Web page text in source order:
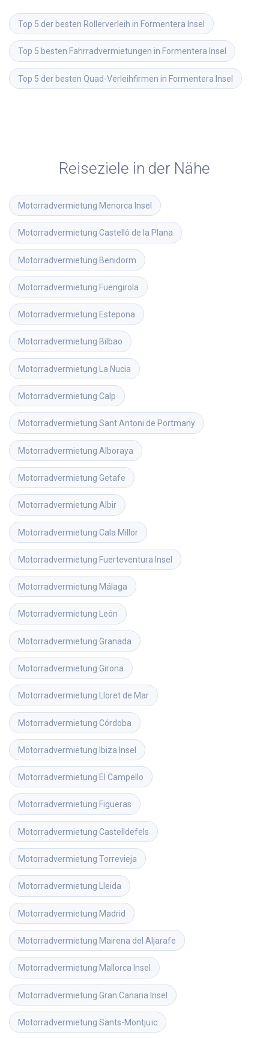
Top 5 der besten Rollerverleih in Formentera Insel
Top 5 besten Fahrradvermietungen in Formentera Insel
Top 5 der besten Quad-Verleihfirmen in Formentera Insel
Reiseziele in der Nähe
Motorradvermietung Menorca Insel
Motorradvermietung Castelló de la Plana
Motorradvermietung Benidorm
Motorradvermietung Fuengirola
Motorradvermietung Estepona
Motorradvermietung Bilbao
Motorradvermietung La Nucia
Motorradvermietung Calp
Motorradvermietung Sant Antoni de Portmany
Motorradvermietung Alboraya
Motorradvermietung Getafe
Motorradvermietung Albir
Motorradvermietung Cala Millor
Motorradvermietung Fuerteventura Insel
Motorradvermietung Málaga
Motorradvermietung León
Motorradvermietung Granada
Motorradvermietung Girona
Motorradvermietung Lloret de Mar
Motorradvermietung Córdoba
Motorradvermietung Ibiza Insel
Motorradvermietung El Campello
Motorradvermietung Figueras
Motorradvermietung Castelldefels
Motorradvermietung Torrevieja
Motorradvermietung Lleida
Motorradvermietung Madrid
Motorradvermietung Mairena del Aljarafe
Motorradvermietung Mallorca Insel
Motorradvermietung Gran Canaria Insel
Motorradvermietung Sants-Montjuïc